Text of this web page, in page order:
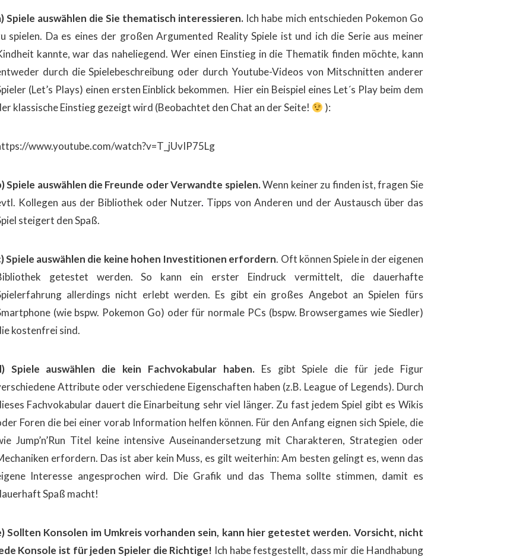
Spiele auswählen die Sie thematisch interessieren. Ich habe mich entschieden Pokemon Go
spielen. Da es eines der großen Argumented Reality Spiele ist und ich die Serie aus meiner
kannte​, war das naheliegend. Wer einen Einstieg in die Thematik finden möchte, kann
ntweder durch die Spielebeschreibung oder durch Youtube-Videos von Mitschnitten anderer
(Let’s Plays) einen ersten Einblick bekommen. Hier ein Beispiel eines Let´s Play beim dem
klassische Einstieg gezeigt wird (Beobachtet den Chat an der Seite!
):
www.youtube.com/watch?v=T_jUvIP75Lg
Spiele auswählen die Freunde oder Verwandte spielen.Wenn keiner zu finden ist, fragen Sie
Kollegen aus der Bibliothek oder Nutzer. Tipps von Anderen und der Austausch über das
steigert den Spaß.
Spiele auswählen die keine hohen Investitionen erfordern. Oft können Spielein der eigenen
getestet werden. So kann ein erster Eindruck vermittelt, die dauerhafte
allerdings nicht erlebt werden. Es gibt ein großes Angebot an Spielen fürs
(wie bspw. Pokemon Go) oder für normale PCs (bspw. Browsergames wie Siedler)
kostenfrei sind.
Spiele auswählen die kein Fachvokabular haben.Es gibt Spiele die für jede Figur
Attribute oder verschiedene Eigenschaften haben (z.B. League of Legends). Durch
Fachvokabular dauert die Einarbeitung sehr viel länger. Zu fast jedem Spiel gibt es Wikis
Foren die bei einer vorab Information helfen können. Für den Anfang eignen sich Spiele, die
Jump’n’Run Titel keine intensive Auseinandersetzung mit Charakteren, Strategien oder
erfordern. Das ist aber kein Muss, es gilt weiterhin: Am besten gelingt es, wenn das
Interesse angesprochen wird. Die Grafik und das Thema sollte stimmen, damit es
Spaß macht!
Sollten Konsolen im Umkreis vorhanden sein, kann hier getestet werden. Vorsicht, nicht
Konsole ist für jeden Spieler die Richtige! Ich habe festgestellt, dass mir die Handhabung